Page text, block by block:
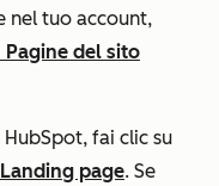
nel tuo account,
Pagine del sito
fai clic su
Landing page. Se